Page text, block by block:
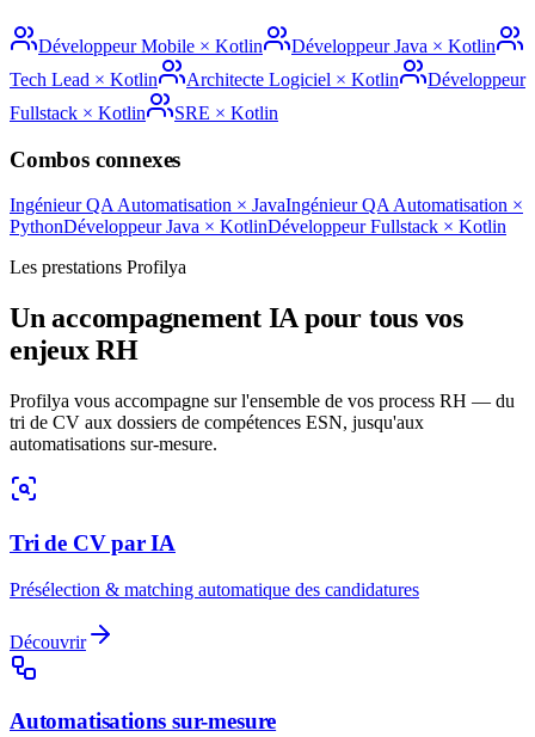
Développeur Mobile × Kotlin Développeur Java × Kotlin
Tech Lead × Kotlin Architecte Logiciel × Kotlin
Développeur
Fullstack × Kotlin SRE × Kotlin
Combos connexes
Ingénieur QA Automatisation × JavaIngénieur QA Automatisation ×
PythonDéveloppeur Java × KotlinDéveloppeur Fullstack × Kotlin
Les prestations Profilya
Un accompagnement IA pour tous vos
enjeux RH
Profilya vous accompagne sur l'ensemble de vos process RH — du
tri de CV aux dossiers de compétences ESN, jusqu'aux
automatisations sur-mesure.
Tri de CV par IA
Présélection & matching automatique des candidatures
Découvrir
Automatisations sur-mesure